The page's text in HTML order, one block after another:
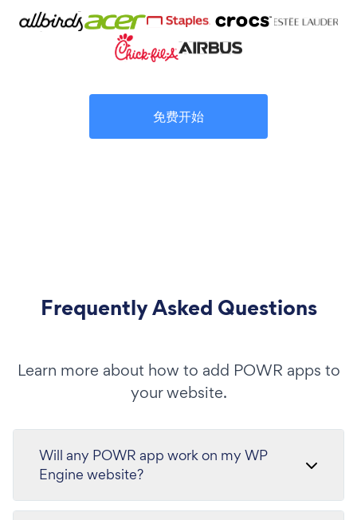
免费开始
Frequently Asked Questions
Learn more about how to add POWR apps to
your website.
Will any POWR app work on my WP
Engine website?